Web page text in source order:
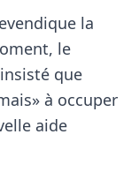
la
le
que
à occuper
aide